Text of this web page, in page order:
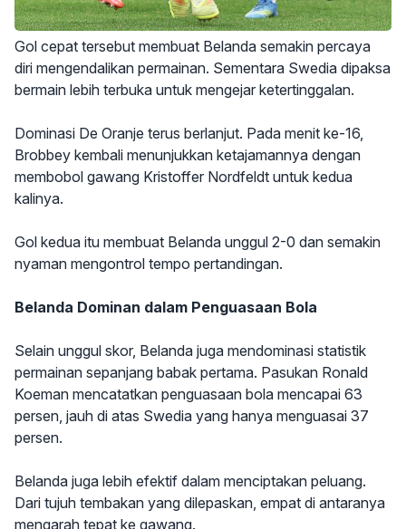
Gol cepat tersebut membuat Belanda semakin percaya
diri mengendalikan permainan. Sementara Swedia dipaksa
bermain lebih terbuka untuk mengejar ketertinggalan.
Dominasi De Oranje terus berlanjut. Pada menit ke-16,
Brobbey kembali menunjukkan ketajamannya dengan
membobol gawang Kristoffer Nordfeldt untuk kedua
kalinya.
Gol kedua itu membuat Belanda unggul 2-0 dan semakin
nyaman mengontrol tempo pertandingan.
Belanda Dominan dalam Penguasaan Bola
Selain unggul skor, Belanda juga mendominasi statistik
permainan sepanjang babak pertama. Pasukan Ronald
Koeman mencatatkan penguasaan bola mencapai 63
persen, jauh di atas Swedia yang hanya menguasai 37
persen.
Belanda juga lebih efektif dalam menciptakan peluang.
Dari tujuh tembakan yang dilepaskan, empat di antaranya
mengarah tepat ke gawang.